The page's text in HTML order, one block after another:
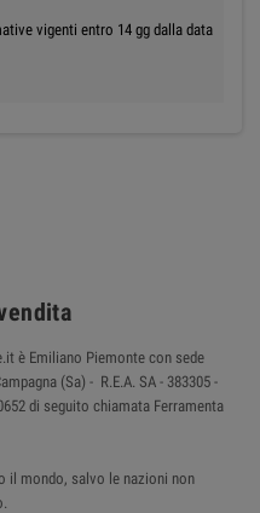
vigenti entro 14 gg dalla data
è Emiliano Piemonte con sede
(Sa) - R.E.A. SA - 383305 -
di seguito chiamata Ferramenta
il mondo, salvo le nazioni non